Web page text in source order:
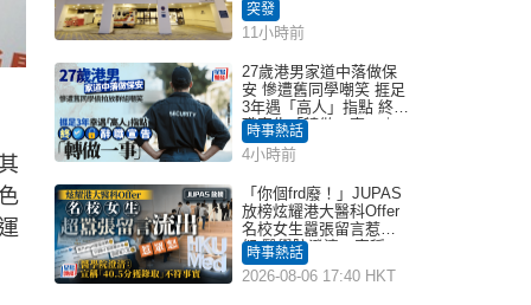
突發
11小時前
27歲港男家道中落做保
安 慘遭舊同學嘲笑 捱足
3年遇「高人」指點 終辭
職宣告「轉做一事」｜
Juicy叮
時事熱話
4小時前
「你個frd廢！」JUPAS
放榜炫耀港大醫科Offer
名校女生囂張留言惹眾
怒 醫學院澄清：宣稱
「40.5分獲錄取」不符事
實｜Juicy叮
時事熱話
2026-08-06 17:40 HKT